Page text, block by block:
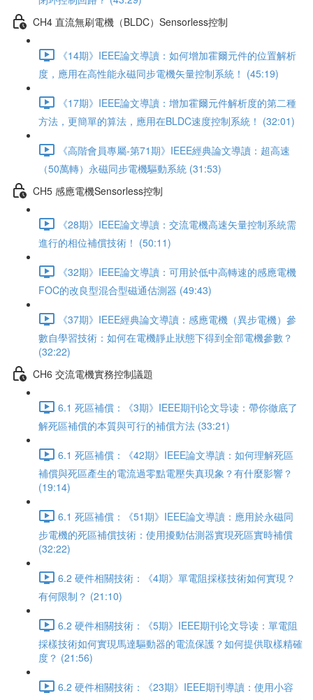
CH4 直流無刷電機（BLDC）Sensorless控制
《14期》IEEE論文導讀：如何增加霍爾元件的位置解析
度，應用在高性能永磁同步電機矢量控制系統！ (45:19)
《17期》IEEE論文導讀：增加霍爾元件解析度的第二種
方法，更簡單的算法，應用在BLDC速度控制系統！ (32:01)
《高階會員專屬-第71期》IEEE經典論文導讀：超高速
（50萬轉）永磁同步電機驅動系統 (31:53)
CH5 感應電機Sensorless控制
《28期》IEEE論文導讀：交流電機高速矢量控制系統需
進行的相位補償技術！ (50:11)
《32期》IEEE論文導讀：可用於低中高轉速的感應電機
FOC的改良型混合型磁通估測器 (49:43)
《37期》IEEE經典論文導讀：感應電機（異步電機）參
數自學習技術：如何在電機靜止狀態下得到全部電機參數？
(32:22)
CH6 交流電機實務控制議題
6.1 死區補償：《3期》IEEE期刊论文导读：帶你徹底了
解死區補償的本質與可行的補償方法 (33:21)
6.1 死區補償：《42期》IEEE論文導讀：如何理解死區
補償與死區產生的電流過零點電壓失真現象？有什麼影響？
(19:14)
6.1 死區補償：《51期》IEEE論文導讀：應用於永磁同
步電機的死區補償技術：使用擾動估測器實現死區實時補償
(32:22)
6.2 硬件相關技術：《4期》單電阻採樣技術如何實現？
有何限制？ (21:10)
6.2 硬件相關技術：《5期》IEEE期刊论文导读：單電阻
採樣技術如何實現馬達驅動器的電流保護？如何提供取樣精確
度？ (21:56)
6.2 硬件相關技術：《23期》IEEE期刊導讀：使用小容